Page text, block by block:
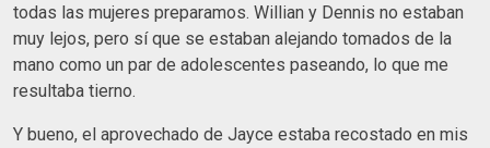
todas las mujeres preparamos. Willian y Dennis no estaban
muy lejos, pero sí que se estaban alejando tomados de la
mano como un par de adolescentes paseando, lo que me
resultaba tierno.
Y bueno, el aprovechado de Jayce estaba recostado en mis